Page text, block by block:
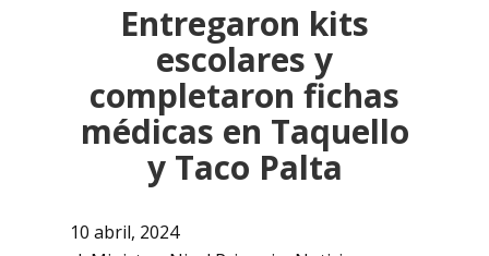
Entregaron kits
escolares y
completaron fichas
médicas en Taquello
y Taco Palta
10 abril, 2024